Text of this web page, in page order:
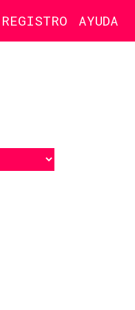
REGISTRO AYUDA